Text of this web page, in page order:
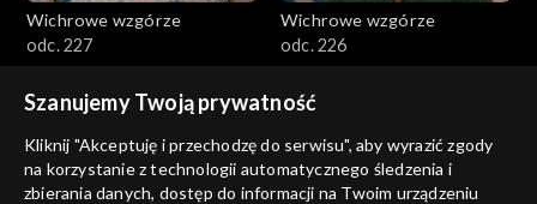
Wichrowe wzgórze
odc. 227
Wichrowe wzgórze
odc. 226
Szanujemy Twoją prywatność
Kliknij "Akceptuję i przechodzę do serwisu", aby wyrazić zgody
na korzystanie z technologii automatycznego śledzenia i
zbierania danych, dostęp do informacji na Twoim urządzeniu